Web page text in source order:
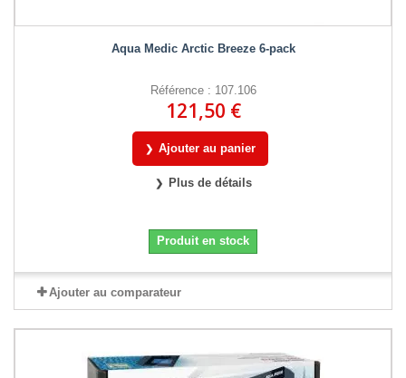
Aqua Medic Arctic Breeze 6-pack
Référence : 107.106
121,50 €
Ajouter au panier
Plus de détails
Produit en stock
Ajouter au comparateur